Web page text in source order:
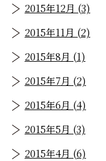
2015年12月 (3)
2015年11月 (2)
2015年8月 (1)
2015年7月 (2)
2015年6月 (4)
2015年5月 (3)
2015年4月 (6)